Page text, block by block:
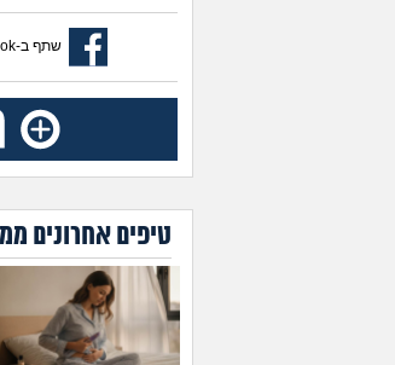
שתף ב-Facebook
טיפים אחרונים